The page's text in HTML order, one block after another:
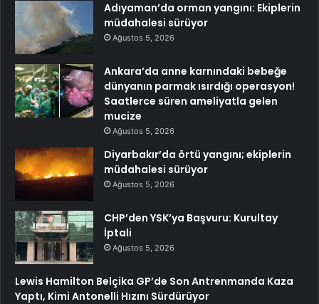
Adıyaman’da orman yangını: Ekiplerin
müdahalesi sürüyor
Ağustos 5, 2026
Ankara’da anne karnındaki bebeğe
dünyanın parmak ısırdığı operasyon!
Saatlerce süren ameliyatla gelen
mucize
Ağustos 5, 2026
Diyarbakır’da örtü yangını; ekiplerin
müdahalesi sürüyor
Ağustos 5, 2026
CHP’den YSK’ya Başvuru: Kurultay
İptali
Ağustos 5, 2026
Lewis Hamilton Belçika GP’de Son Antrenmanda Kaza
Yaptı, Kimi Antonelli Hızını Sürdürüyor